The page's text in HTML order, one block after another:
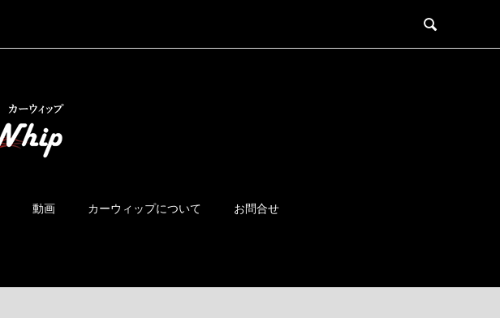

動画 カーウィップについて お問合せ